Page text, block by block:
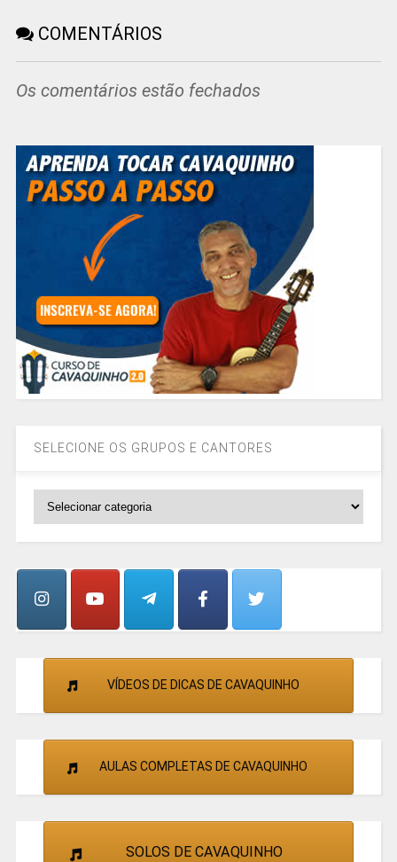
COMENTÁRIOS
Os comentários estão fechados
SELECIONE OS GRUPOS E CANTORES
CANTORES
VÍDEOS DE DICAS DE CAVAQUINHO
AULAS COMPLETAS DE CAVAQUINHO
SOLOS DE CAVAQUINHO